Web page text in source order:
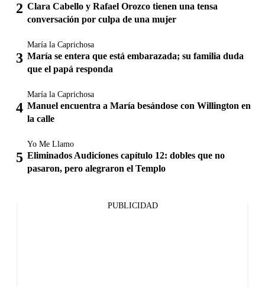
Clara Cabello y Rafael Orozco tienen una tensa
conversación por culpa de una mujer
María la Caprichosa
María se entera que está embarazada; su familia duda
que el papá responda
María la Caprichosa
Manuel encuentra a María besándose con Willington en
la calle
Yo Me Llamo
Eliminados Audiciones capítulo 12: dobles que no
pasaron, pero alegraron el Templo
PUBLICIDAD